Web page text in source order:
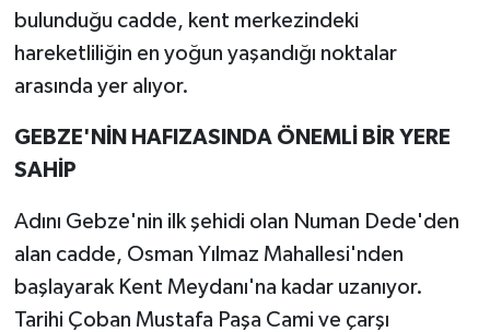
bulunduğu cadde, kent merkezindeki
hareketliliğin en yoğun yaşandığı noktalar
arasında yer alıyor.
GEBZE'NİN HAFIZASINDA ÖNEMLİ BİR YERE
SAHİP
Adını Gebze'nin ilk şehidi olan Numan Dede'den
alan cadde, Osman Yılmaz Mahallesi'nden
başlayarak Kent Meydanı'na kadar uzanıyor.
Tarihi Çoban Mustafa Paşa Cami ve çarşı